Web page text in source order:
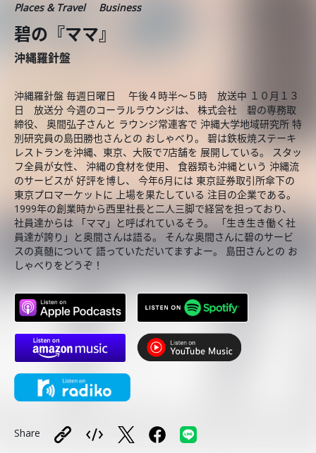
Places & Travel Business
碧の『ママ』
沖縄羅針盤
沖縄羅針盤 毎週日曜日 午後４時半～５時 放送中 １０月１３
日 放送分 今週のコーラルラウンジは、 株式会社 碧の専務取
締役、 奥間弘子さんと ラウンジ常連客で 沖縄大学地域研究所 特
別研究員の島田勝也さんとの おしゃべり。 碧は鉄板焼ステーキ
レストランを沖縄、東京、大阪で7店舗を 展開している。 スタッ
フ全員が女性、 沖縄の食材を使用、 食器類も沖縄という 沖縄流
のサービスが 好評を博し、 今年6月には 東京証券取引所傘下の
東京プロマーケットに 上場を果たしている 注目の企業である。
1999年の創業時から西里社長と二人三脚で経営を担っており、
社員達からは 「ママ」と呼ばれているそう。 「生き生き働く社
員達が誇り」と奥間さんは語る。 そんな奥間さんに碧のサービ
スの真髄について 語っていただいてますよー。 島田さんとの お
しゃべりをどうぞ！
Share